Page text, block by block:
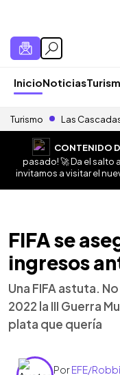
InicioNoticias
Turismo Las
CONTENIDO
pasado! 🚀 Da el salto
invitamos a visitar el
FIFA se
ingresos
Una FIFA astuta.
2022 la III Guerra
plata que quería
PorEFE/